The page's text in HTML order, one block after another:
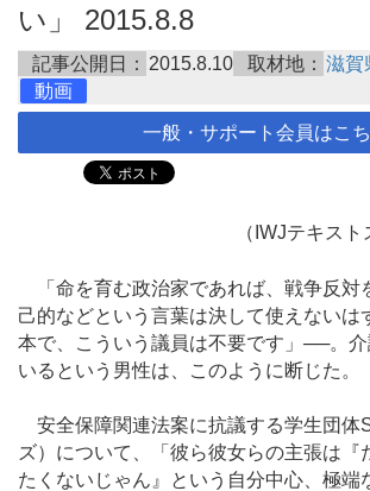
い」 2015.8.8
記事公開日： 2015.8.10 取材地： 滋賀
動画
一般・サポート会員はこ
（IWJテキスト
「命を育む政治家であれば、戦争反対
己的などという言葉は決して使えないは
本で、こういう議員は不要です」──。
いるという男性は、このように断じた。
安全保障関連法案に抗議する学生団体
ズ）について、「彼ら彼女らの主張は『
たくないじゃん』という自分中心、極端